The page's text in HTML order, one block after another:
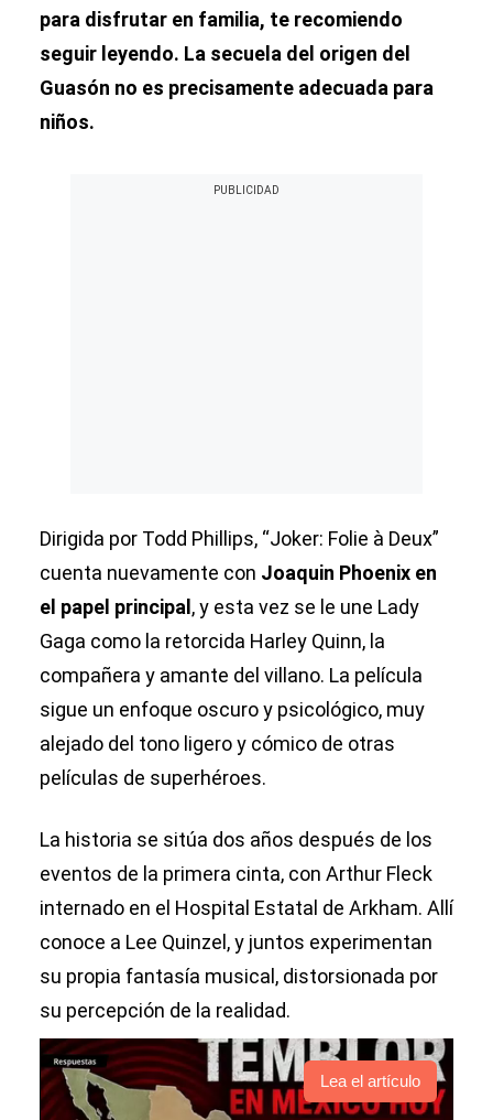
para disfrutar en familia, te recomiendo
seguir leyendo. La secuela del origen del
Guasón no es precisamente adecuada para
niños.
Dirigida por Todd Phillips, “Joker: Folie à Deux”
cuenta nuevamente con Joaquin Phoenix en
el papel principal , y esta vez se le une Lady
Gaga como la retorcida Harley Quinn, la
compañera y amante del villano. La película
sigue un enfoque oscuro y psicológico, muy
alejado del tono ligero y cómico de otras
películas de superhéroes.
La historia se sitúa dos años después de los
eventos de la primera cinta, con Arthur Fleck
internado en el Hospital Estatal de Arkham. Allí
conoce a Lee Quinzel, y juntos experimentan
su propia fantasía musical, distorsionada por
su percepción de la realidad.
Lea el artículo